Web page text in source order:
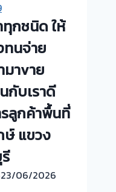
กชนิด ให้
ทนจ่าย
มาvาย
กับเราดี
รลูกค้าพื้นที่
แขวง
23/06/2026